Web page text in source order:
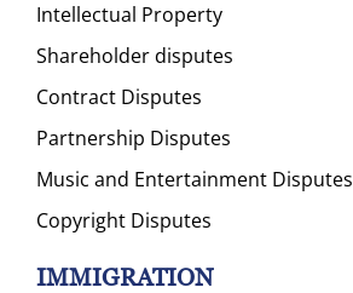
Intellectual Property
Shareholder disputes
Contract Disputes
Partnership Disputes
Music and Entertainment Disputes
Copyright Disputes
IMMIGRATION